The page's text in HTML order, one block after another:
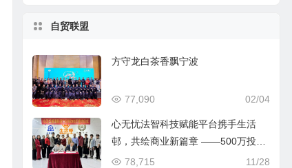
自贸联盟
方守龙白茶香飘宁波
02/04
77,090
心无忧法智科技赋能平台携手生活
邨，共绘商业新篇章 ——500万投资
签约仪式圆满成功
11/28
78,715